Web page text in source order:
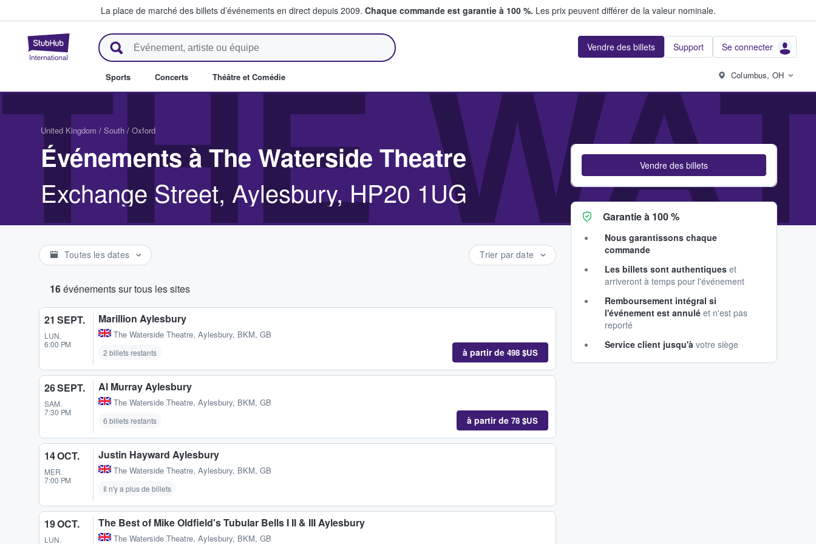
La place de marché des billets d’événements en direct depuis 2009. Chaque commande est garantie à 100 %. Les prix peuvent différer de la valeur nominale.
StubHub - Où les fans achètent et vendent des billets Vendre des billets Support Se connecter
Sports Concerts Théâtre et Comédie Columbus, OH
THE
United Kingdom / South / Oxford
Événements à The Waterside Theatre
Exchange Street, Aylesbury, HP20 1UG
Toutes les dates Trier par date
16événements sur tous les sites
21 SEPT.
LUN.
6:00 PM
Marillion Aylesbury
The Waterside Theatre, Aylesbury, BKM, GB
2 billets restants à partir de 498 $US
26 SEPT.
SAM.
7:30 PM
Al Murray Aylesbury
The Waterside Theatre, Aylesbury, BKM, GB
6 billets restants à partir de 78 $US
14 OCT.
MER.
7:00 PM
Justin Hayward Aylesbury
The Waterside Theatre, Aylesbury, BKM, GB
Il n'y a plus de billets
19 OCT.
LUN.
The Best of Mike Oldfield's Tubular Bells I II & III Aylesbury
The Waterside Theatre, Aylesbury, BKM, GB
Vendre des billets
Garantie à 100 %
Nous garantissons chaque
commande
Les billets sont authentiques et
arriveront à temps pour l'événement
Remboursement intégral si
l'événement est annulé et n'est pas
reporté
Service client jusqu'à votre siège